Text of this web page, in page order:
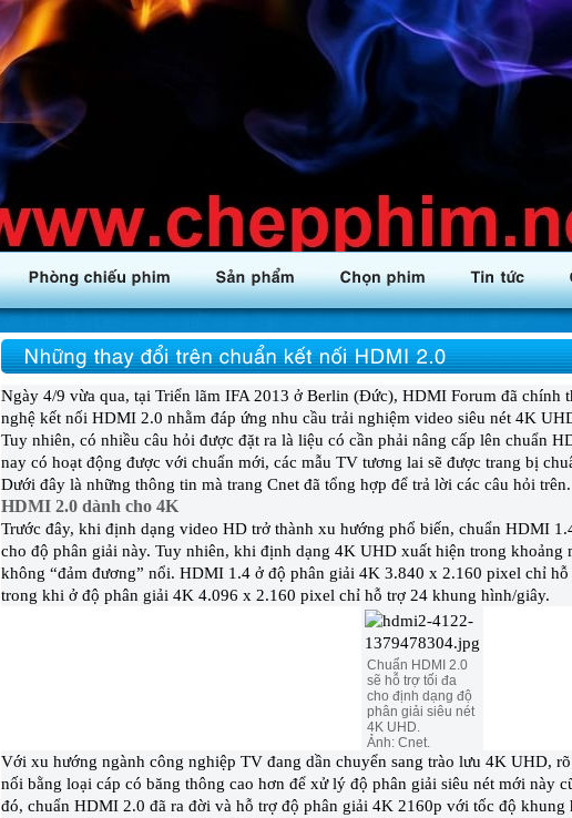
Ngày 4/9 vừa qua, tại Triển lãm IFA 2013 ở Berlin (Đức), HDMI Forum đã chính
nghệ kết nối HDMI 2.0 nhằm đáp ứng nhu cầu trải nghiệm video siêu nét 4K
Tuy nhiên, có nhiều câu hỏi được đặt ra là liệu có cần phải nâng cấp lên chuẩn
nay có hoạt động được với chuẩn mới, các mẫu TV tương lai sẽ được trang bị
Dưới đây là những thông tin mà trang Cnet đã tổng hợp để trả lời các câu hỏi trên.
HDMI 2.0 dành cho 4K
Trước đây, khi định dạng video HD trở thành xu hướng phổ biến, chuẩn HDMI
cho độ phân giải này. Tuy nhiên, khi định dạng 4K UHD xuất hiện trong khoảng
không “đảm đương” nổi. HDMI 1.4 ở độ phân giải 4K 3.840 x 2.160 pixel chỉ
trong khi ở độ phân giải 4K 4.096 x 2.160 pixel chỉ hỗ trợ 24 khung hình/giây.
Chuẩn HDMI 2.0
sẽ hỗ trợ tối đa
cho định dạng độ
phân giải siêu nét
4K UHD.
Ảnh: Cnet.
Với xu hướng ngành công nghiệp TV đang dần chuyển sang trào lưu 4K UHD,
nối bằng loại cáp có băng thông cao hơn để xử lý độ phân giải siêu nét mới này
đó, chuẩn HDMI 2.0 đã ra đời và hỗ trợ độ phân giải 4K 2160p với tốc độ